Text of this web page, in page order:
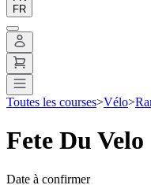
FR
Toutes les courses>Vélo>
Fete Du Velo
Date à confirmer